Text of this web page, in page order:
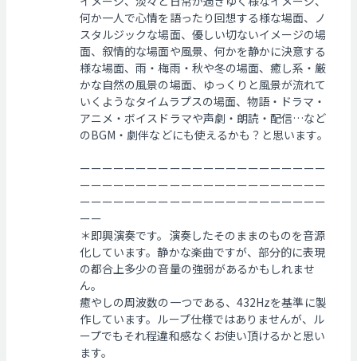
何か一人で心情を語ったり回想する様な場面、ノ
スタルジックな場面、優しい切ないイメージの場
面、叙情的な場面や風景、何かを静かに決意する
様な場面、雨・梅雨・秋や冬の場面、癒し系・厳
かな自然の風景の場面、ゆっくりと風景が流れて
いくようなタイムラプスの場面、物語・ドラマ・
アニメ・ボイスドラマや声劇・朗読・配信…など
のBGM・劇伴などにも使えるかも？と思います。
ーーーーーーーーーーーーーーーーーーーーーー
ーーーーーーーーーーーーーーーーーーーーーー
ーーーーーーーーーーーーーーーーーーーーーー
ーー
＊即興演奏です。演奏したそのままのものを音源
化しています。静かな楽曲ですが、部分的に表現
の都合上多少の音量の強弱があるかもしれませ
ん。
癒やしの周波数の一つである、432Hzを基準に製
作しています。ループ仕様ではありませんが、ル
ープでもそれ程違和感なくお使い頂けるかと思い
ます。